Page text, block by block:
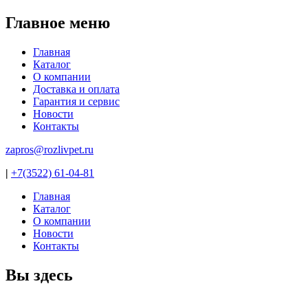
Главное меню
Главная
Каталог
О компании
Доставка и оплата
Гарантия и сервис
Новости
Контакты
zapros@rozlivpet.ru
| +7(3522) 61-04-81
Главная
Каталог
О компании
Новости
Контакты
Вы здесь